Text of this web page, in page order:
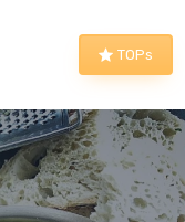
TOPs